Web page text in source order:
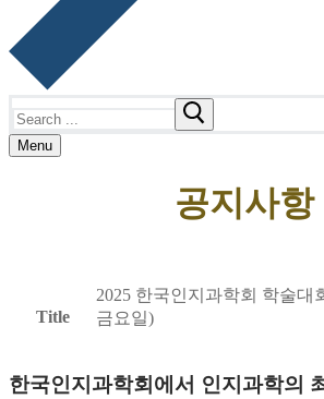
for:
Menu
공지사항
Title
2025 한국인지과학회 학술대
금요일)
한국인지과학회에서 인지과학의